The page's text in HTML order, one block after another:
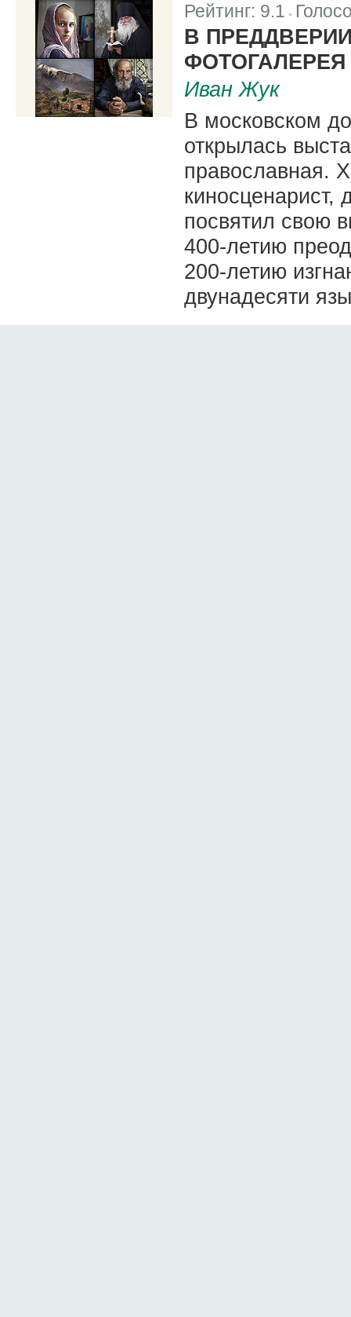
Рейтинг: 9.1
В
ФОТОГАЛЕРЕЯ
Иван Жук
В московском
открылась
православная.
киносценарист,
посвятил свою
400-летию
200-летию
двунадесяти